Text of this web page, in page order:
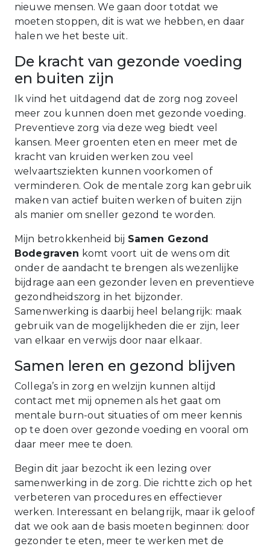
nieuwe mensen. We gaan door totdat we
moeten stoppen, dit is wat we hebben, en daar
halen we het beste uit.
De kracht van gezonde voeding
en buiten zijn
Ik vind het uitdagend dat de zorg nog zoveel
meer zou kunnen doen met gezonde voeding.
Preventieve zorg via deze weg biedt veel
kansen. Meer groenten eten en meer met de
kracht van kruiden werken zou veel
welvaartsziekten kunnen voorkomen of
verminderen. Ook de mentale zorg kan gebruik
maken van actief buiten werken of buiten zijn
als manier om sneller gezond te worden.
Mijn betrokkenheid bij Samen Gezond
Bodegraven komt voort uit de wens om dit
onder de aandacht te brengen als wezenlijke
bijdrage aan een gezonder leven en preventieve
gezondheidszorg in het bijzonder.
Samenwerking is daarbij heel belangrijk: maak
gebruik van de mogelijkheden die er zijn, leer
van elkaar en verwijs door naar elkaar.
Samen leren en gezond blijven
Collega’s in zorg en welzijn kunnen altijd
contact met mij opnemen als het gaat om
mentale burn-out situaties of om meer kennis
op te doen over gezonde voeding en vooral om
daar meer mee te doen.
Begin dit jaar bezocht ik een lezing over
samenwerking in de zorg. Die richtte zich op het
verbeteren van procedures en effectiever
werken. Interessant en belangrijk, maar ik geloof
dat we ook aan de basis moeten beginnen: door
gezonder te eten, meer te werken met de